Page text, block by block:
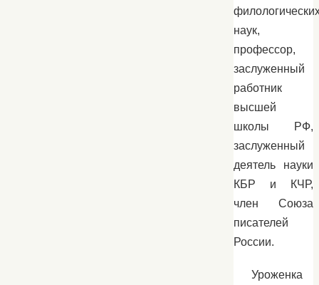
наук,
профессор,
заслуженный
работник
высшей
школы РФ,
заслуженный
деятель науки
КБР и КЧР,
член Союза
писателей
России.
Уроженка